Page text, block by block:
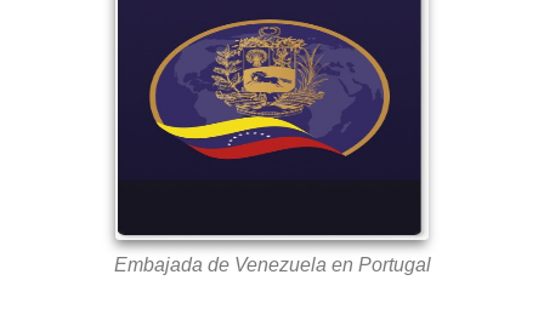
Embajada de Venezuela en Portugal